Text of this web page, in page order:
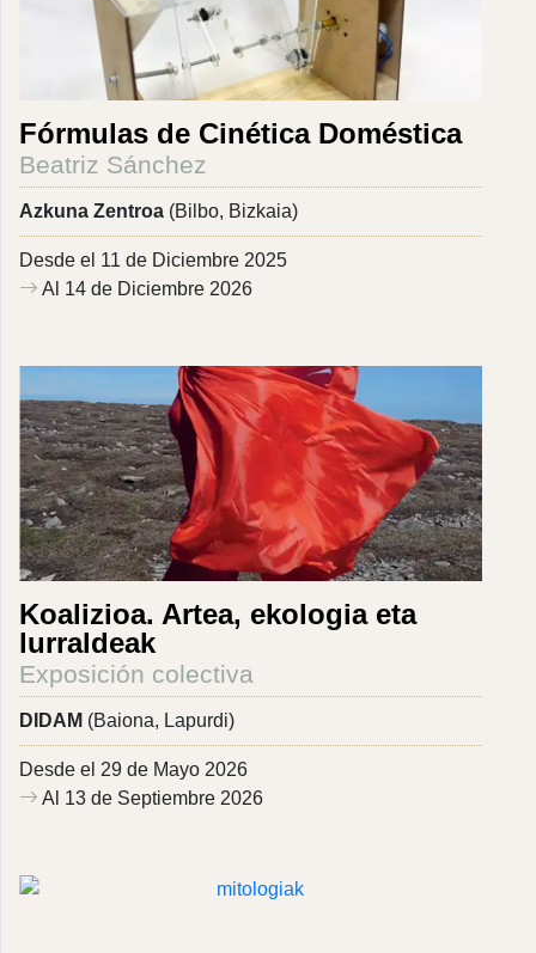
Fórmulas de Cinética Doméstica
Beatriz Sánchez
Azkuna Zentroa (Bilbo, Bizkaia)
Desde el 11 de Diciembre 2025
Al 14 de Diciembre 2026
Koalizioa. Artea, ekologia eta
lurraldeak
Exposición colectiva
DIDAM (Baiona, Lapurdi)
Desde el 29 de Mayo 2026
Al 13 de Septiembre 2026